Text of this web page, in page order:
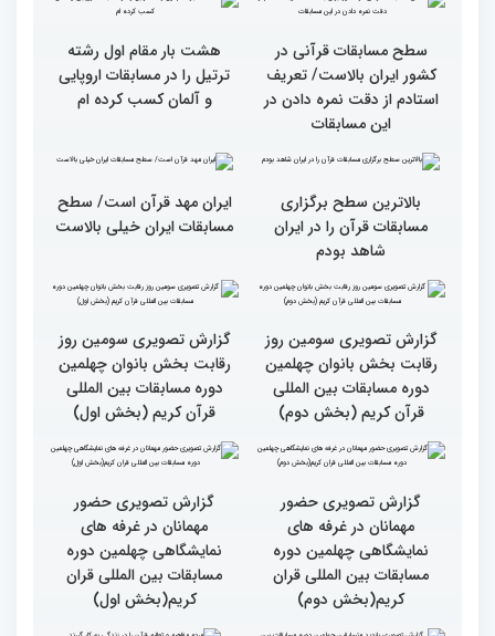
در چهلمین دوره مسابقات
بین‌المللی قرآن معرفی
شدند
چهلمین دوره مسابقات بین
المللی قرآن/نگاهی به
چهارمین روز از رقابت
سطح مسابقات قرآنی در
کشور ایران بالاست/ تعریف
استادم از دقت نمره دادن در
این مسابقات
هشت بار مقام اول رشته
ترتیل را در مسابقات اروپایی
بالاترین سطح برگزاری
مسابقات قرآن را در ایران
شاهد بودم
ایران مهد قرآن است/ سطح
مسابقات ایران خیلی بالاست
گزارش تصویری سومین روز
رقابت بخش بانوان چهلمین
دوره مسابقات بین المللی
قرآن کریم (بخش دوم)
گزارش تصویری سومین روز
رقابت بخش بانوان چهلمین
دوره مسابقات بین المللی
قرآن کریم (بخش اول)